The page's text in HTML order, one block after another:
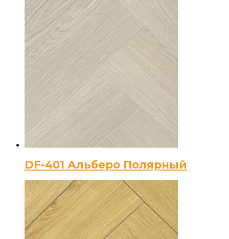
DF-401 Альберо Полярный